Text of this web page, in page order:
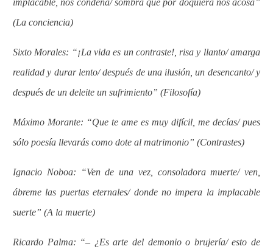
implacable, nos condena/ sombra que por doquiera nos acosa”
(La conciencia)
Sixto Morales: “¡La vida es un contraste!, risa y llanto/ amarga
realidad y durar lento/ después de una ilusión, un desencanto/ y
después de un deleite un sufrimiento” (Filosofía)
Máximo Morante: “Que te ame es muy difícil, me decías/ pues
sólo poesía llevarás como dote al matrimonio” (Contrastes)
Ignacio Noboa: “Ven de una vez, consoladora muerte/ ven,
ábreme las puertas eternales/ donde no impera la implacable
suerte” (A la muerte)
Ricardo Palma: “– ¿Es arte del demonio o brujería/ esto de